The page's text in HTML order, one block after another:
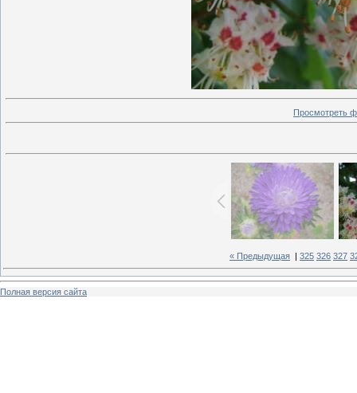
Просмотреть
« Предыдущая 325 326 327
Полная версия сайта